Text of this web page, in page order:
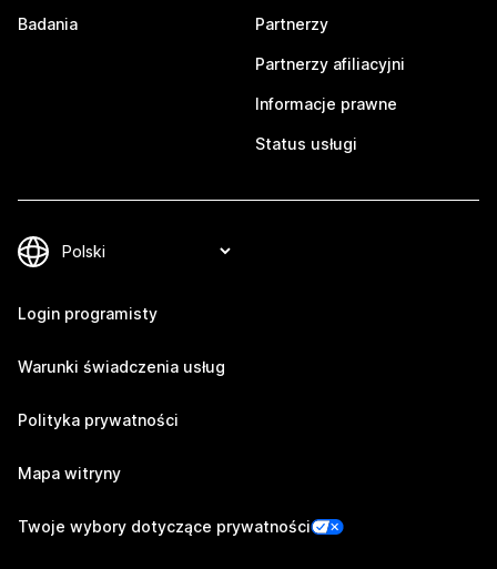
Badania Partnerzy
Partnerzy afiliacyjni
Informacje prawne
Status usługi
Login programisty
Warunki świadczenia usług
Polityka prywatności
Mapa witryny
Twoje wybory dotyczące prywatności